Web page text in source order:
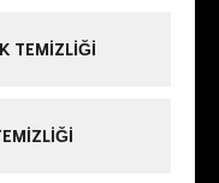
TEMIZLIĞI